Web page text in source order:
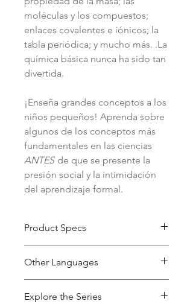
moléculas y los compuestos;
enlaces covalentes e iónicos; la
tabla periódica; y mucho más. .La
química básica nunca ha sido tan
divertida.
¡Enseña grandes conceptos a los
niños pequeños! Aprenda sobre
algunos de los conceptos más
fundamentales en las ciencias
ANTESde que se presente la
presión social y la intimidación
del aprendizaje formal.
Product Specs
Product
Paperback
Pages 32
Other Languages
Textbook: Atoms
Explore the Series